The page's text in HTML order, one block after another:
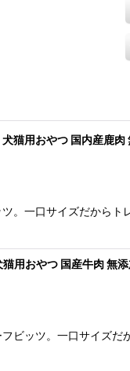
猫用おやつ 国内産鹿
。一口サイズだから
用おやつ 国産牛肉 無
ビッツ。一口サイズ